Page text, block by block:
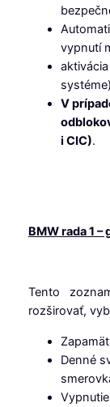
vypnutí
systéme)
V
i CIC).
BMW rada 1
Tento
rozširovať,
Denné